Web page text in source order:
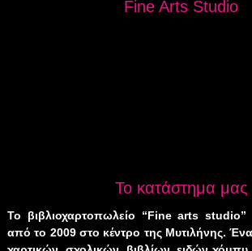
Fine Arts Studio
Το κατάστημα μας
Το βιβλιοχαρτοπωλείο “Fine arts studio”
από το 2009 στο κέντρο της Μυτιλήνης.